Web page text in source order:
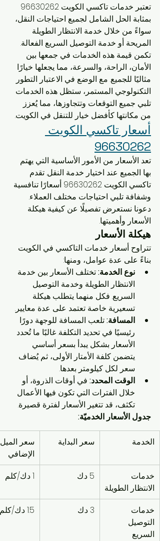
بمثابة الحل الشامل لجميع احتياجات النقل،
سواءً من خلال خدمة الانتظار الطويلة
المريحة أو خدمة التوصيل السريع الفعالة.
تكمن قيمة هذه الخدمات في جمعها بين
الأمان، الراحة، والسرعة، مما يجعلها خيارًا
مثاليًا للجميع. مع الوضع في الاعتبار التطور
التكنولوجي المستمر، ستظل هذه الخدمات
تلبي جميع التوقعات وتتجاوزها، مما يُعزز
من مكانتها كأفضل خيار للتنقل في الكويت.
أسعار تاكسي الكويت
96630262
تعد الأسعار من الأمور الأساسية التي يهتم
بها الجميع عند اختيار خدمة النقل. تقدم
تاكسي الكويت 96630262 أسعارًا تنافسية
وشفافة تلبي احتياجات مختلف العملاء.
دعونا نستعرض تفصيلًا عن كيفية هيكلة
الأسعار وأهميتها.
هيكلة الأسعار
تتراوح أسعار خدمات التاكسي في الكويت
بناءً على عدة عوامل، ومنها:
نوع الخدمة: تختلف الأسعار بين خدمة
الانتظار الطويلة وخدمة التوصيل
السريع. فكل منهما يتطلب هيكلة
تسعيرية خاصة تعتمد على عدة معايير.
المسافة: تلعب المسافة للوجهة دورًا
رئيسيًا في تحديد التكلفة. غالبًا ما تُحدد
الأسعار بشكل يبدأ بسعر أساسي
يتضمن كلفة الأمتار الأولى، ثم يُضاف
سعر لكل كيلومتر بعدها.
الوقت المحدد: في أوقات الذروة، أو
خلال الفترات التي تكون فيها الأعمال
تكثف، قد تتغير الأسعار لفترة قصيرة.
جدول الأسعار الخدميّة:
الخدمة سعر البداية
سعر
الإضافي
خدمات
الانتظار الطويلة
5 د.ك 1 د.ك/كلم
خدمات
التوصيل
السريع
3 د.ك 1.5 د.ك/كلم